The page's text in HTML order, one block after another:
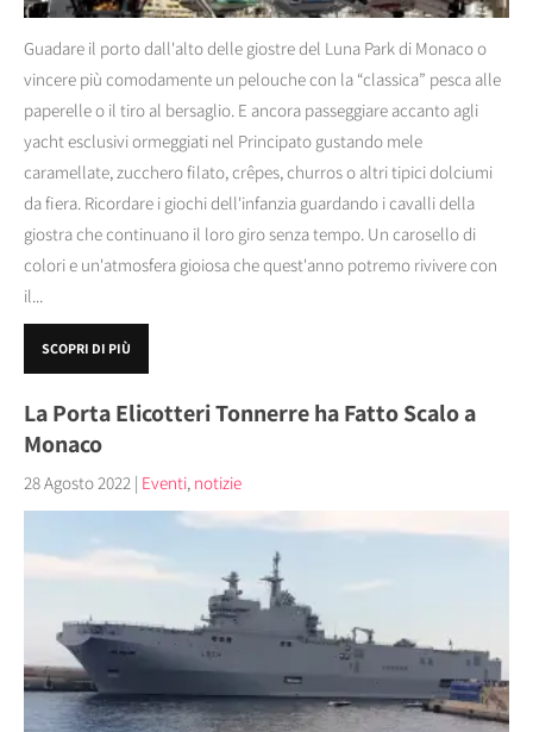
Guadare il porto dall'alto delle giostre del Luna Park di Monaco o
vincere più comodamente un pelouche con la “classica” pesca alle
paperelle o il tiro al bersaglio. E ancora passeggiare accanto agli
yacht esclusivi ormeggiati nel Principato gustando mele
caramellate, zucchero filato, crêpes, churros o altri tipici dolciumi
da fiera. Ricordare i giochi dell'infanzia guardando i cavalli della
giostra che continuano il loro giro senza tempo. Un carosello di
colori e un'atmosfera gioiosa che quest'anno potremo rivivere con
il...
SCOPRI DI PIÙ
La Porta Elicotteri Tonnerre ha Fatto Scalo a
Monaco
28 Agosto 2022 | Eventi, notizie